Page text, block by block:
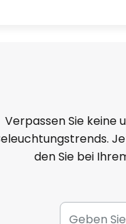
Verpassen Sie keine
den Sie bei